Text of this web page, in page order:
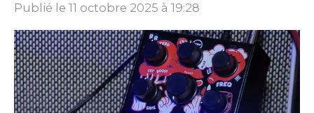
Publié le 11 octobre 2025 à 19:28